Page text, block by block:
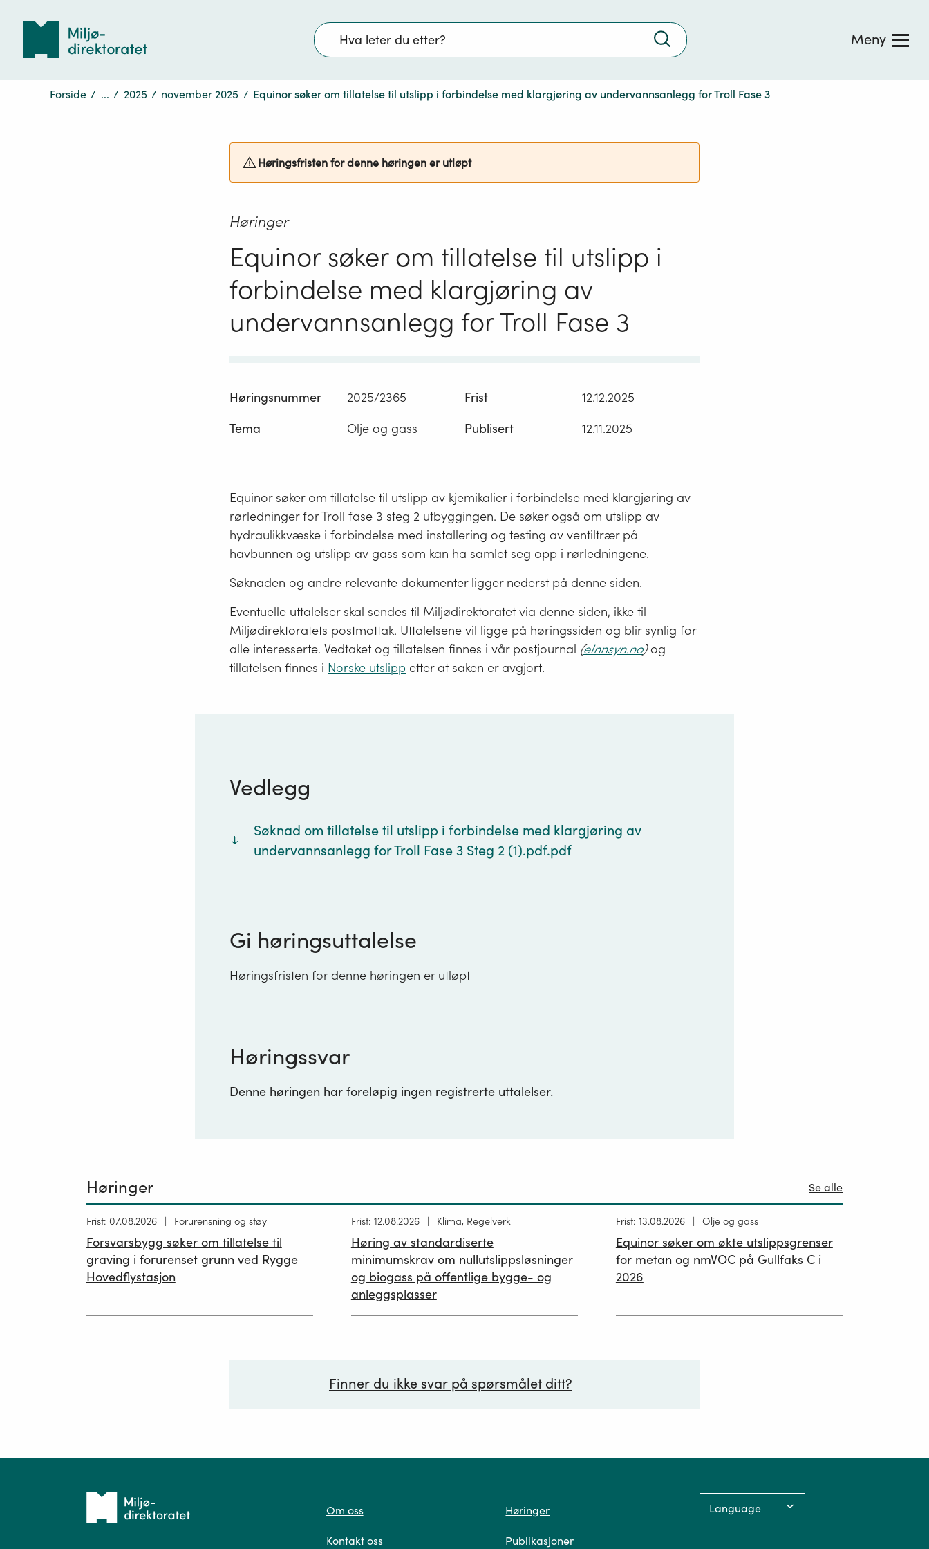
Søk
Trykk
søke
Meny
Forside / ... / 2025 / november 2025 / Equinor søker om tillatelse til utslipp i forbindelse med klargjøring av undervannsanlegg for Troll Fase 3
Høringsfristen for denne høringen er utløpt
Høringer
Equinor søker om tillatelse til utslipp i
forbindelse med klargjøring av
undervannsanlegg for Troll Fase 3
Høringsnummer 2025/2365 Frist
12.12.2025
Tema
Olje og gass Publisert 12.11.2025
Equinor søker om tillatelse til utslipp av kjemikalier i forbindelse med klargjøring av
rørledninger for Troll fase 3 steg 2 utbyggingen. De søker også om utslipp av
hydraulikkvæske i forbindelse med installering og testing av ventiltrær på
havbunnen og utslipp av gass som kan ha samlet seg opp i rørledningene.
Søknaden og andre relevante dokumenter ligger nederst på denne siden.
Eventuelle uttalelser skal sendes til Miljødirektoratet via denne siden, ikke til
Miljødirektoratets postmottak. Uttalelsene vil ligge på høringssiden og blir synlig for
alle interesserte. Vedtaket og tillatelsen finnes i vår postjournal (eInnsyn.no)og
tillatelsen finnes i Norske utslipp etter at saken er avgjort.
Vedlegg
Søknad om tillatelse til utslipp i forbindelse med klargjøring av
undervannsanlegg for Troll Fase 3 Steg 2 (1).pdf.pdf
Gi høringsuttalelse
Høringsfristen for denne høringen er utløpt
Høringssvar
Denne høringen har foreløpig ingen registrerte uttalelser.
Høringer Se alle
Høring
publisert
26.06.2026
Frist: 07.08.2026 Forurensning og støy
Forsvarsbygg søker om tillatelse til
graving i forurenset grunn ved Rygge
Hovedflystasjon
Høring
publisert
12.05.2026
Frist: 12.08.2026 Klima, Regelverk
Høring av standardiserte
minimumskrav om nullutslippsløsninger
og biogass på offentlige bygge- og
anleggsplasser
Høring
publisert
02.07.2026
Frist: 13.08.2026 Olje og gass
Equinor søker om økte utslippsgrenser
for metan og nmVOC på Gullfaks C i
2026
Finner du ikke svar på spørsmålet ditt?
Tilbake
Om oss
Kontakt oss
Høringer
Publikasjoner